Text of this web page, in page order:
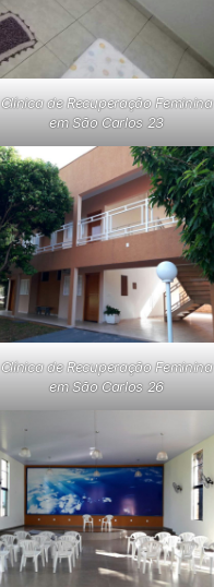
Clínica de Recuperação Feminina
em São Carlos 23
Clínica de Recuperação Feminina
em São Carlos 26